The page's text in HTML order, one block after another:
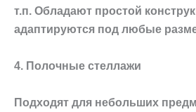
т.п. Обладают простой
адаптируются под любые
4. Полочные стеллажи
Подходят для небольших